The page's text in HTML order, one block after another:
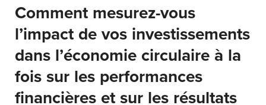
Comment mesurez-vous
l’impact de vos investissements
dans l’économie circulaire à la
fois sur les performances
financières et sur les résultats